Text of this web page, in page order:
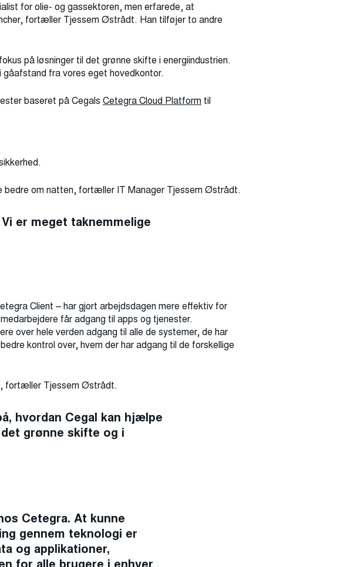
for olie- og gassektoren, men erfarede, at
fortæller Tjessem Østrådt. Han tilføjer to andre
på løsninger til det grønne skifte i energiindustrien.
gåafstand fra vores eget hovedkontor.
baseret på Cegals Cetegra Cloud Platform til
bedre om natten, fortæller IT Manager Tjessem Østrådt.
er meget taknemmelige
Client – har gjort arbejdsdagen mere effektiv for
får adgang til apps og tjenester.
over hele verden adgang til alle de systemer, de har
kontrol over, hvem der har adgang til de forskellige
fortæller Tjessem Østrådt.
hvordan Cegal kan hjælpe
grønne skifte og i
Cetegra. At kunne
gennem teknologi er
og applikationer,